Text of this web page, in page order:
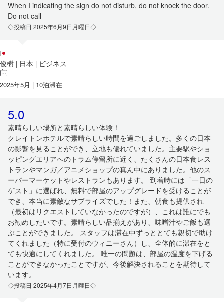
When I indicating the sign do not disturb, do not knock the door.
Do not call
◇投稿日 2025年6月9日月曜日◇
俊樹 | 日本 | ビジネス
2025年5月 | 10泊滞在
5.0
素晴らしい場所と素晴らしい体験！
クレイトンホテルで素晴らしい時間を過ごしました。多くの日本
の影響を見ることができ、立地も優れていました。主要駅やショ
ッピングエリアへのトラム停留所に近く、たくさんの日本食レス
トランやマンガ／アニメショップの真ん中にありました。他のス
ーパーマーケットやレストランもあります。 到着時には「一日の
ゲスト」に選ばれ、無料で部屋のアップグレードを受けることが
でき、本当に素敵なサプライズでした！また、朝食も提供され
（最初はリクエストしていなかったのですが）、これは誰にでも
お勧めしたいです。素晴らしい品揃えがあり、味噌汁やご飯も選
ぶことができました。 スタッフは滞在中ずっととても親切で助け
てくれました（特に受付のウィニーさん）し、全体的に滞在をと
ても快適にしてくれました。 唯一の問題は、部屋の温度を下げる
ことができなかったことですが、今後解決されることを期待して
います。
◇投稿日 2025年4月7日月曜日◇